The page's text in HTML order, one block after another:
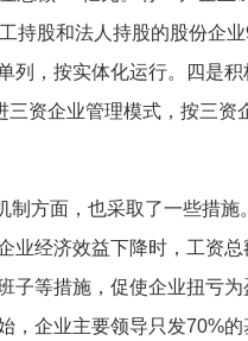
持股和法人持股的股份企
列，按实体化运行。四是
三资企业管理模式，按三
制方面，也采取了一些措
业经济效益下降时，工资
子等措施，促使企业扭亏
，企业主要领导只发70%